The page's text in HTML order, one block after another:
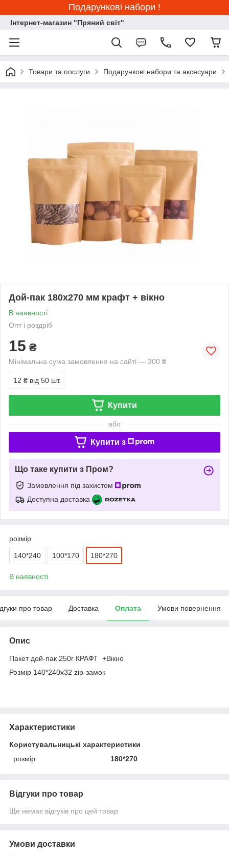
Подарункові набори !
Інтернет-магазин "Пряний світ"
Товари та послуги Подарункові набори та аксесуари
Дой-пак 180х270 мм крафт + вікно
В наявності
Опт і роздріб
15 ₴
Мінімальна сума замовлення на сайті — 300 ₴
12 ₴ від 50 шт.
Купити
або
Купити з
Що таке купити з Пром?
Замовлення під захистом
Доступна доставка
розмір
140*240 100*170 180*270
В наявності
про товар Доставка Оплата Умови повернення
Опис
Пакет дой-пак 250г КРАФТ +Вікно
Розмір 140*240х32 zip-замок
Характеристики
Користувальницькі характеристики
розмір
180*270
Відгуки про товар
Ще немає відгуків про цей товар
Умови доставки